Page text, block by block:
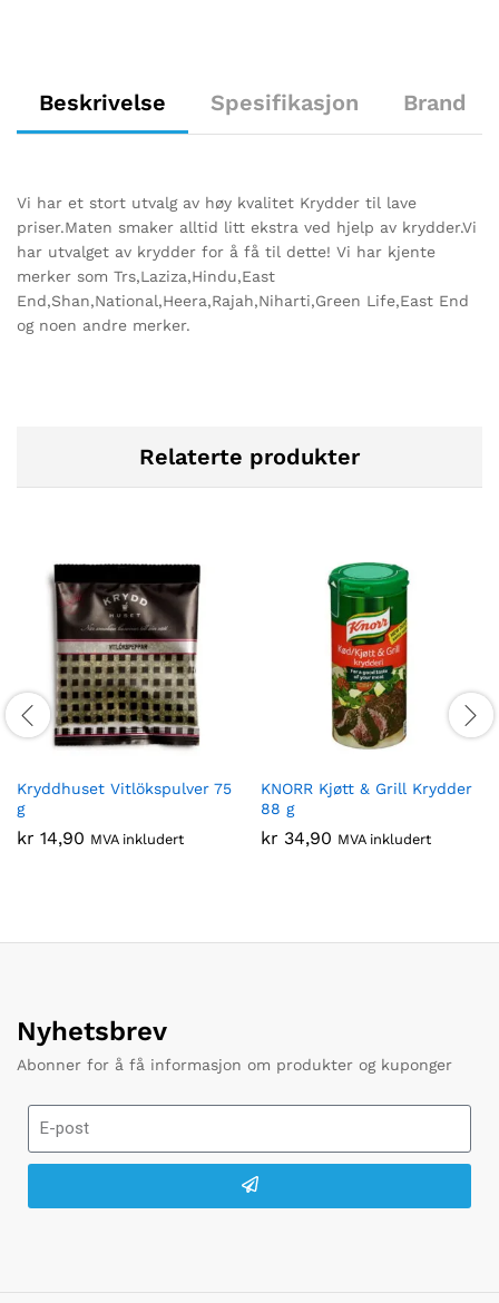
Beskrivelse Spesifikasjon Brand
Vi har et stort utvalg av høy kvalitet Krydder til lave
priser.Maten smaker alltid litt ekstra ved hjelp av krydder.Vi
har utvalget av krydder for å få til dette! Vi har kjente
merker som Trs,Laziza,Hindu,East
End,Shan,National,Heera,Rajah,Niharti,Green Life,East End
og noen andre merker.
Relaterte produkter
Kryddhuset Vitlökspulver 75
g
kr 14,90 MVA inkludert
KNORR Kjøtt & Grill Krydder
88 g
kr 34,90 MVA inkludert
Nyhetsbrev
Abonner for å få informasjon om produkter og kuponger